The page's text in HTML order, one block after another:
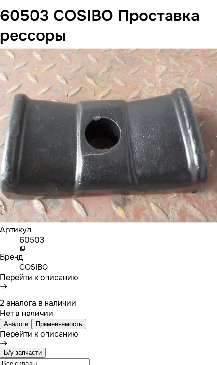
60503 COSIBO Проставка
рессоры
Артикул
60503
Бренд
COSIBO
Перейти к описанию
2 аналога в наличии
Нет в наличии
Аналоги Применяемость
Перейти к описанию
Б/у запчасти